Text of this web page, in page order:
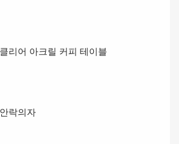
리어 아크릴 커피 테이블
락의자